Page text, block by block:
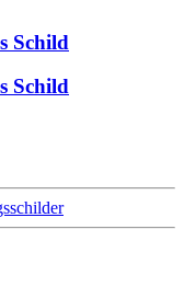
Schild
Schild